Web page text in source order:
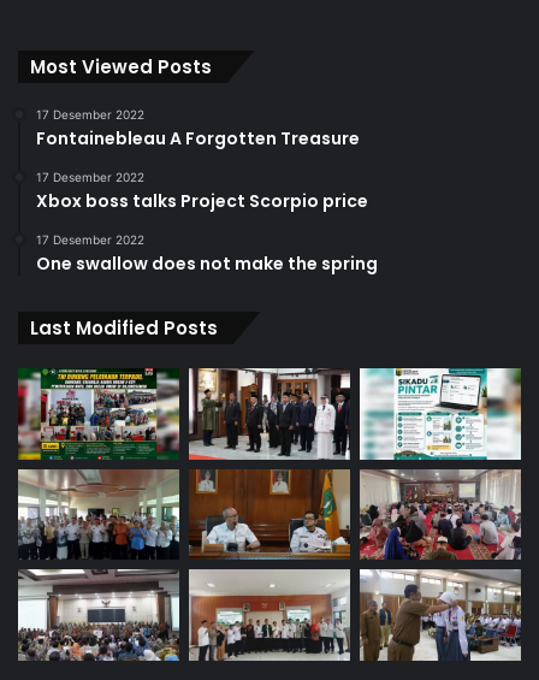
Most Viewed Posts
17 Desember 2022
Fontainebleau A Forgotten Treasure
17 Desember 2022
Xbox boss talks Project Scorpio price
17 Desember 2022
One swallow does not make the spring
Last Modified Posts